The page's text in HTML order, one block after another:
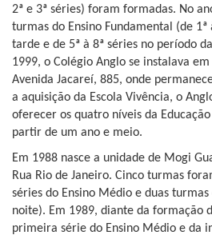
2ª e 3ª séries) foram formadas. No
turmas do Ensino Fundamental (de 1ª
tarde e de 5ª à 8ª séries no período
1999, o Colégio Anglo se instalava
Avenida Jacareí, 885, onde
a aquisição da Escola Vivência, o
oferecer os quatro níveis da
partir de um ano e meio.
Em 1988 nasce a unidade de Mogi
Rua Rio de Janeiro. Cinco turmas
séries do Ensino Médio e duas
noite). Em 1989, diante da formação
primeira série do Ensino Médio e da